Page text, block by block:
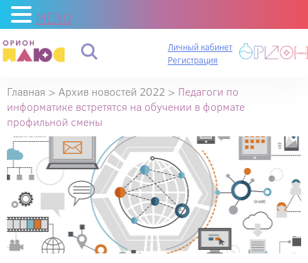
Личный кабинет
Регистрация
Главная > Архив новостей 2022 > Педагоги по
информатике встретятся на обучении в формате
профильной смены
MENU